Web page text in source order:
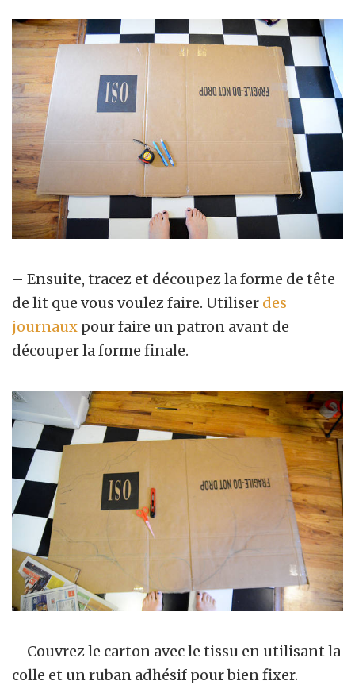
– Ensuite, tracez et découpez la forme de tête
de lit que vous voulez faire. Utiliser des
journaux pour faire un patron avant de
découper la forme finale.
– Couvrez le carton avec le tissu en utilisant la
colle et un ruban adhésif pour bien fixer.